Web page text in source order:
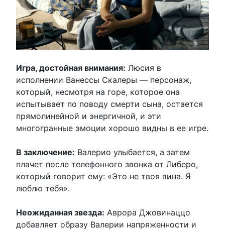
Игра, достойная внимания: Люсия в
исполнении Ванессы Скалеры — персонаж,
который, несмотря на горе, которое она
испытывает по поводу смерти сына, остается
прямолинейной и энергичной, и эти
многогранные эмоции хорошо видны в ее игре.
В заключение: Валерио улыбается, а затем
плачет после телефонного звонка от Либеро,
который говорит ему: «Это не твоя вина. Я
люблю тебя».
Неожиданная звезда: Аврора Джовинаццо
добавляет образу Валерии напряженности и